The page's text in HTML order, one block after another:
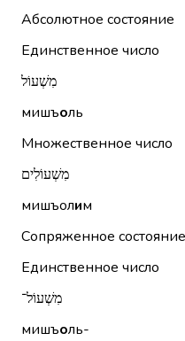
Абсолютное состояние
Единственное число
מִשְׁעוֹל
мишъоль
Множественное число
מִשְׁעוֹלִים
мишъолим
Сопряженное состояние
Единственное число
מִשְׁעוֹל־
мишъоль-